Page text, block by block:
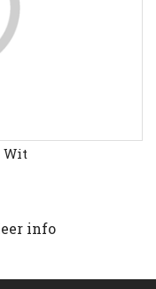
Wit
info